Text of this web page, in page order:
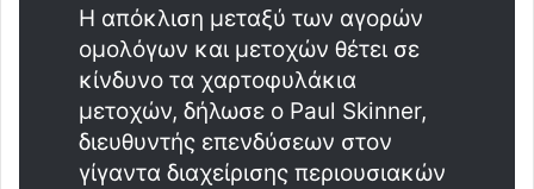
Η απόκλιση μεταξύ των αγορών
ομολόγων και μετοχών θέτει σε
κίνδυνο τα χαρτοφυλάκια
μετοχών, δήλωσε ο Paul Skinner,
διευθυντής επενδύσεων στον
γίγαντα διαχείρισης περιουσιακών